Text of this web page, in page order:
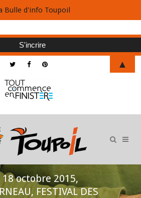
octobre 2015,
FESTIVAL DES
Bulle d'info Toupoil
▲